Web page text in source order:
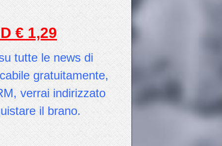
€ 1,29
tutte le news di
gratuitamente,
verrai indirizzato
il brano.